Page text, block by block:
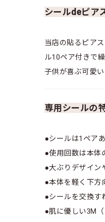
シールdeピア
当店の貼るピア
ル10ペア付きで
子供が喜ぶ可愛
専用シールの
●シールは1ペア
●使用回数は本体
●大ぶりデザイン
●本体を軽く下方
●シールを交換す
●肌に優しい3M